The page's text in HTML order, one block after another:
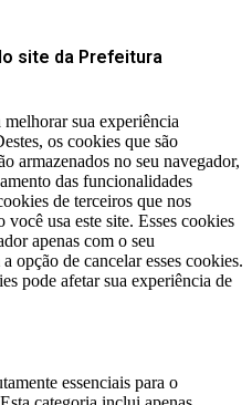
site da Prefeitura
sua experiência
os cookies que são
armazenados no seu navegador,
das funcionalidades
de terceiros que nos
usa este site. Esses cookies
apenas com o seu
opção de cancelar esses cookies.
pode afetar sua experiência de
essenciais para o